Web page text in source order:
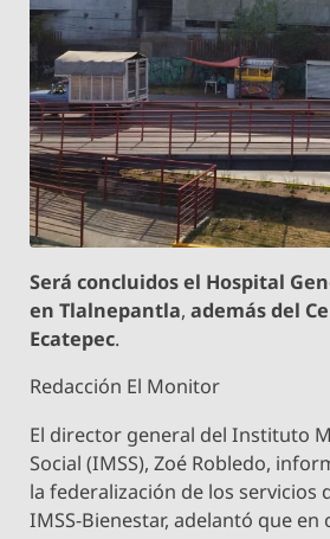
Será concluidos el Hospital
en Tlalnepantla,además del
Ecatepec.
Redacción El Monitor
El director general del Instituto
Social (IMSS), Zoé Robledo,
la federalización de los servicios
IMSS-Bienestar, adelantó que en